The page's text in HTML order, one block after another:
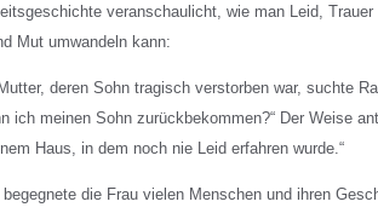
veranschaulicht, wie man Leid,
Mut umwandeln kann:
deren Sohn tragisch verstorben war, suchte
ich meinen Sohn zurückbekommen?“ Der Weise
Haus, in dem noch nie Leid erfahren wurde.“
die Frau vielen Menschen und ihren